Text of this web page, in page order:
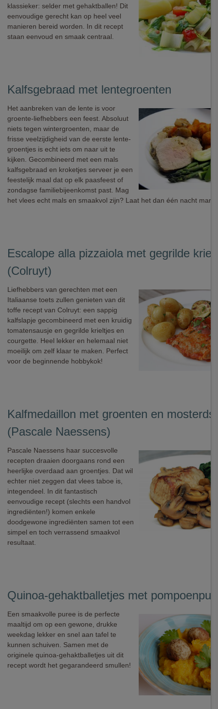
klassieker: selder met gehaktballen! Dit
eenvoudige gerecht kan op heel veel
manieren bereid worden. In dit recept
staan eenvoud en smaak centraal.
Kalfsgebraad met lentegroenten
Het aanbreken van de lente is voor
groente-liefhebbers een feest. Absoluut
niets tegen wintergroenten, maar de
frisse veelzijdigheid van de eerste lente-
groentjes is echt iets om naar uit te
kijken. Gecombineerd met een mals
kalfsgebraad en kroketjes serveer je een
feestelijk maal dat op elk paasfeest of
zondagse familiebijeenkomst past. Mag
het vlees echt mals en smaakvol zijn? Laat het dan één nacht
Escalope alla pizzaiola met gegrilde
(Colruyt)
Liefhebbers van gerechten met een
Italiaanse toets zullen genieten van dit
toffe recept van Colruyt: een sappig
kalfslapje gecombineerd met een kruidig
tomatensausje en gegrilde krieltjes en
courgette. Heel lekker en helemaal niet
moeilijk om zelf klaar te maken. Perfect
voor de beginnende hobbykok!
Kalfmedaillon met groenten en
(Pascale Naessens)
Pascale Naessens haar succesvolle
recepten draaien doorgaans rond een
heerlijke overdaad aan groentjes. Dat wil
echter niet zeggen dat vlees taboe is,
integendeel. In dit fantastisch
eenvoudige recept (slechts een handvol
ingrediënten!) komen enkele
doodgewone ingrediënten samen tot een
simpel en toch verrassend smaakvol
resultaat.
Quinoa-gehaktballetjes met
Een smaakvolle puree is de perfecte
maaltijd om op een gewone, drukke
weekdag lekker en snel aan tafel te
kunnen schuiven. Samen met de
originele quinoa-gehaktballetjes uit dit
recept wordt het gegarandeerd smullen!